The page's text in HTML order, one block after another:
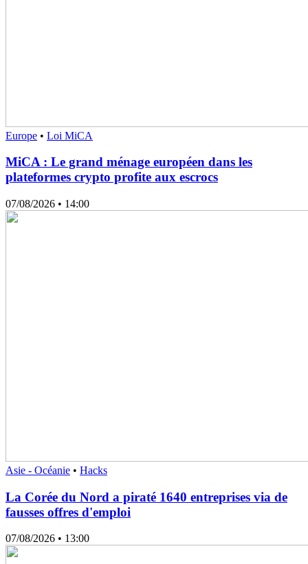
Europe • Loi MiCA
MiCA : Le grand ménage européen dans les
plateformes crypto profite aux escrocs
07/08/2026 • 14:00
Asie - Océanie • Hacks
La Corée du Nord a piraté 1640 entreprises via de
fausses offres d'emploi
07/08/2026 • 13:00